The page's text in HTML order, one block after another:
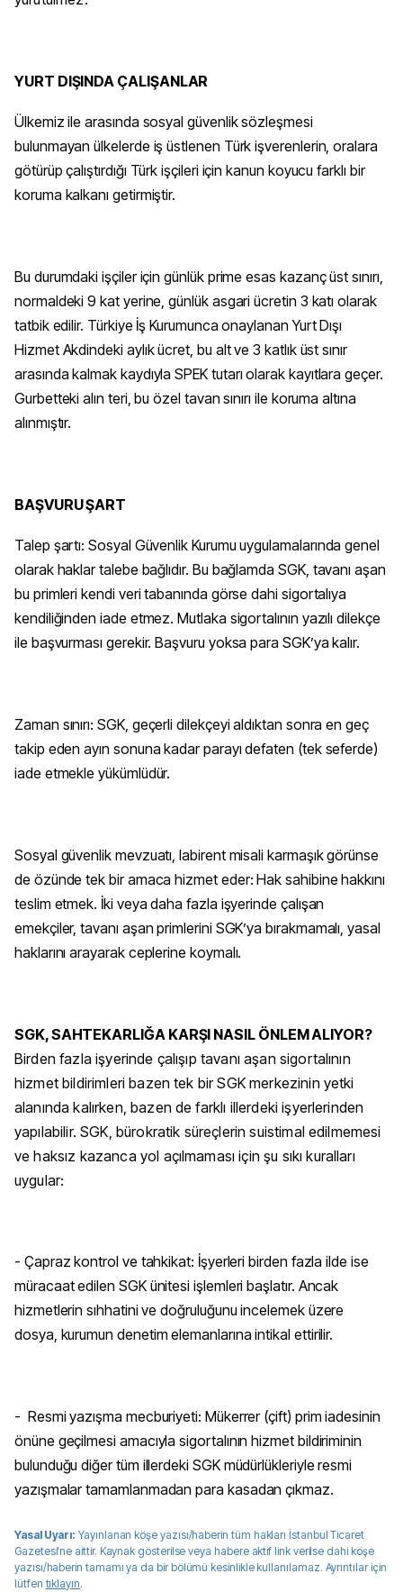
YURT DIŞINDA ÇALIŞANLAR
Ülkemiz ile arasında sosyal güvenlik sözleşmesi
bulunmayan ülkelerde iş üstlenen Türk işverenlerin, oralara
götürüp çalıştırdığı Türk işçileri için kanun koyucu farklı bir
koruma kalkanı getirmiştir.
Bu durumdaki işçiler için günlük prime esas kazanç üst sınırı,
normaldeki 9 kat yerine, günlük asgari ücretin 3 katı olarak
tatbik edilir. Türkiye İş Kurumunca onaylanan Yurt Dışı
Hizmet Akdindeki aylık ücret, bu alt ve 3 katlık üst sınır
arasında kalmak kaydıyla SPEK tutarı olarak kayıtlara geçer.
Gurbetteki alın teri, bu özel tavan sınırı ile koruma altına
alınmıştır.
BAŞVURU ŞART
Talep şartı: Sosyal Güvenlik Kurumu uygulamalarında genel
olarak haklar talebe bağlıdır. Bu bağlamda SGK, tavanı aşan
bu primleri kendi veri tabanında görse dahi sigortalıya
kendiliğinden iade etmez. Mutlaka sigortalının yazılı dilekçe
ile başvurması gerekir. Başvuru yoksa para SGK’ya kalır.
Zaman sınırı: SGK, geçerli dilekçeyi aldıktan sonra en geç
takip eden ayın sonuna kadar parayı defaten (tek seferde)
iade etmekle yükümlüdür.
Sosyal güvenlik mevzuatı, labirent misali karmaşık görünse
de özünde tek bir amaca hizmet eder: Hak sahibine hakkını
teslim etmek. İki veya daha fazla işyerinde çalışan
emekçiler, tavanı aşan primlerini SGK’ya bırakmamalı, yasal
haklarını arayarak ceplerine koymalı.
SGK, SAHTEKARLIĞA KARŞI NASIL ÖNLEM ALIYOR?
Birden fazla işyerinde çalışıp tavanı aşan sigortalının
hizmet bildirimleri bazen tek bir SGK merkezinin yetki
alanında kalırken, bazen de farklı illerdeki işyerlerinden
yapılabilir. SGK, bürokratik süreçlerin suistimal edilmemesi
ve haksız kazanca yol açılmaması için şu sıkı kuralları
uygular:
- Çapraz kontrol ve tahkikat: İşyerleri birden fazla ilde ise
müracaat edilen SGK ünitesi işlemleri başlatır. Ancak
hizmetlerin sıhhatini ve doğruluğunu incelemek üzere
dosya, kurumun denetim elemanlarına intikal ettirilir.
- Resmi yazışma mecburiyeti: Mükerrer (çift) prim iadesinin
önüne geçilmesi amacıyla sigortalının hizmet bildiriminin
bulunduğu diğer tüm illerdeki SGK müdürlükleriyle resmi
yazışmalar tamamlanmadan para kasadan çıkmaz.
Yasal Uyarı: Yayınlanan köşe yazısı/haberin tüm haklarıİstanbul Ticaret
Gazetesi'ne aittir. Kaynak gösterilse veya habere aktif link verilse dahi köşe
yazısı/haberin tamamı ya da bir bölümü kesinlikle kullanılamaz. Ayrıntılar için
lütfen tıklayın.